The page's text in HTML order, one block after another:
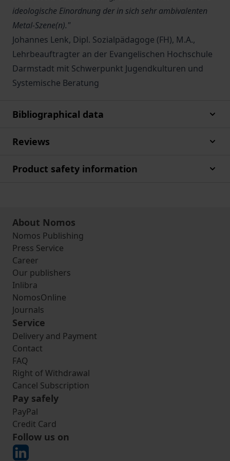
ideologische Einordnung der in sich sehr ambivalenten
Metal-Szene(n)."
Johannes Lenk, Dipl. Sozialpädagoge (FH), M.A.,
Lehrbeauftragter an der Evangelischen Hochschule
Darmstadt mit Schwerpunkt Jugendkulturen und
Systemische Beratung
Bibliographical data
Reviews
Product safety information
About Nomos
Nomos Publishing
Press Service
Career
Our publishers
Inlibra
NomosOnline
Journals
Service
Delivery and Payment
Contact
FAQ
Right of Withdrawal
Cancel Subscription
Pay safely
PayPal
Credit Card
Follow us on